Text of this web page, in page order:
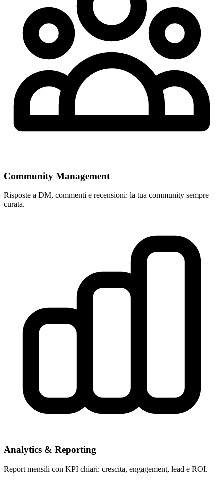
Community Management
Risposte a DM, commenti e recensioni: la tua community sempre
curata.
Analytics & Reporting
Report mensili con KPI chiari: crescita, engagement, lead e ROI.